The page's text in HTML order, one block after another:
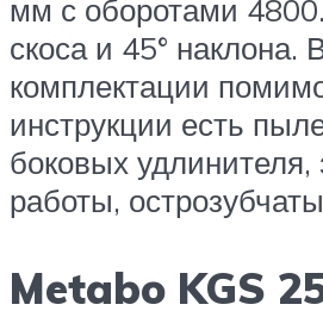
мм с оборотами
скоса и 45° наклона.
комплектации
инструкции есть
боковых
работы,
Metabo KGS